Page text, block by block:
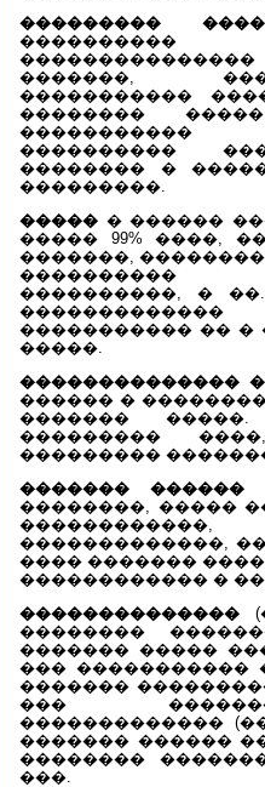
���������
�������,
�����������
��������
�����������
����������
�������� �
���������.
����� � ������
����� 99% ����,
�������,
����������
����������, �
����������� �� �
�����.
��������������
������ �
�������
���������
���������
������� ������
��������, �����
�������������,
���� �������
������������ �
��������������
��������
������� �����
��� �����������
�������
���
�������������
������� ������
��������
���.